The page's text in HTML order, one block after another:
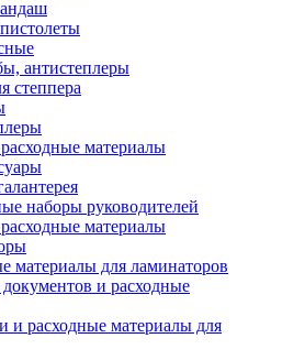
антистеплеры
степпера
материалы
наборы руководителей
материалы
материалы для ламинаторов
и расходные
расходные материалы для